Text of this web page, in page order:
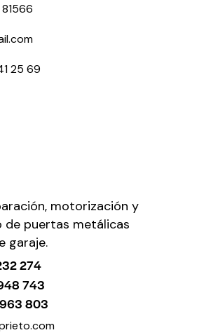
25 69
motorización y
de puertas metálicas
garaje.
274
743
803